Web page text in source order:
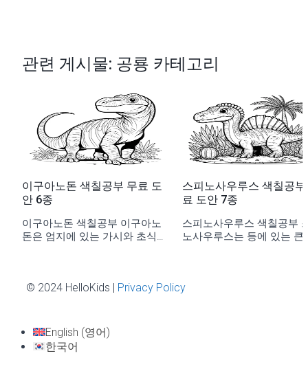
관련 게시물: 공룡 카테고리
이구아노돈 색칠공부 무료 도
안 6종
이구아노돈 색칠공부 이구아노
돈은 엄지에 있는 가시와 초식
스피노사우루스 색칠공
료 도안 7종
스피노사우루스 색칠공부
노사우루스는 등에 있는 큰
© 2024 HelloKids | Privacy Policy
English (영어 )
한국어